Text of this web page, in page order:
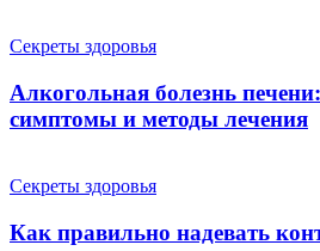
Cекреты здоровья
Алкогольная болезнь
симптомы и методы лечения
Cекреты здоровья
Как правильно надевать